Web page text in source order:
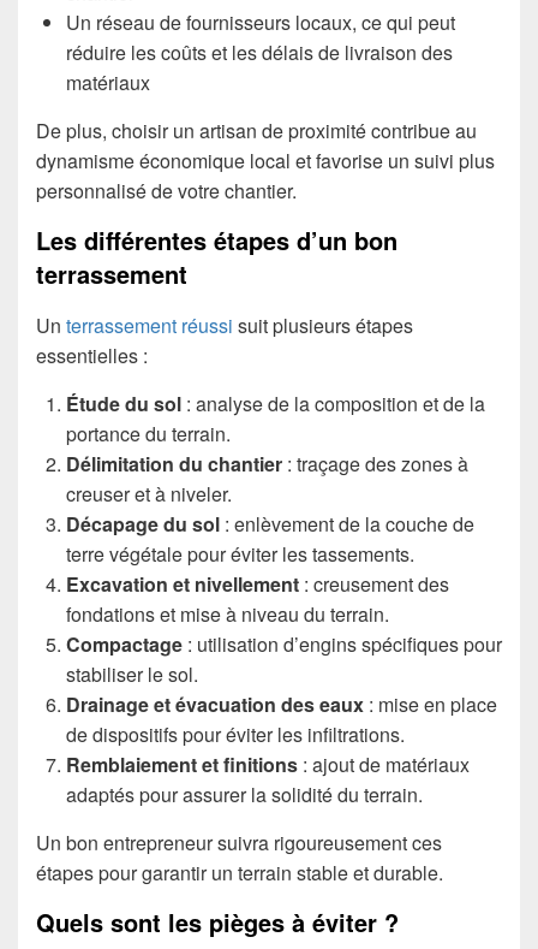
Un réseau de fournisseurs locaux, ce qui peut
réduire les coûts et les délais de livraison des
matériaux
De plus, choisir un artisan de proximité contribue au
dynamisme économique local et favorise un suivi plus
personnalisé de votre chantier.
Les différentes étapes d’un bon
terrassement
Un terrassement réussi suit plusieurs étapes
essentielles :
Étude du sol : analyse de la composition et de la
portance du terrain.
Délimitation du chantier : traçage des zones à
creuser et à niveler.
Décapage du sol : enlèvement de la couche de
terre végétale pour éviter les tassements.
Excavation et nivellement : creusement des
fondations et mise à niveau du terrain.
Compactage : utilisation d’engins spécifiques pour
stabiliser le sol.
Drainage et évacuation des eaux : mise en place
de dispositifs pour éviter les infiltrations.
Remblaiement et finitions : ajout de matériaux
adaptés pour assurer la solidité du terrain.
Un bon entrepreneur suivra rigoureusement ces
étapes pour garantir un terrain stable et durable.
Quels sont les pièges à éviter ?